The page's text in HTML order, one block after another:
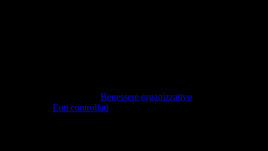
Benessere organizzativo
Enti controllati